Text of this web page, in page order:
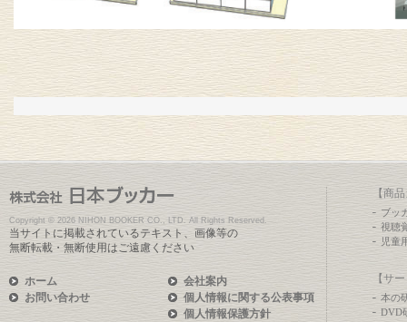
Copyright © 2026 NIHON BOOKER CO., LTD. All Rights Reserved.
当サイトに掲載されているテキスト、画像等の
無断転載・無断使用はご遠慮ください
ホーム
お問い合わせ
会社案内
個人情報に関する公表事項
個人情報保護方針
【商
ブッ
視聴
児童
【サ
本の
DVD